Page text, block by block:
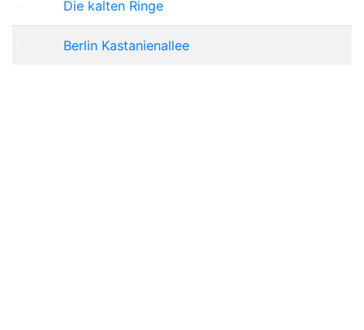
Die kalten Ringe
Berlin Kastanienallee